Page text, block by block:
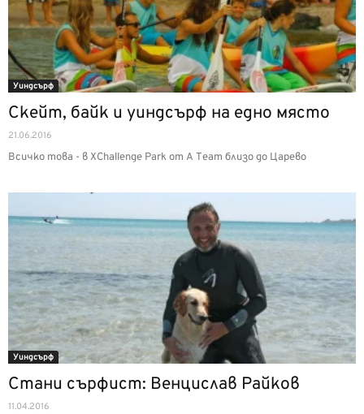
Уиндсърф
Скейт, байк и уиндсърф на едно място
21.06.2016
Всичко това - в XChallenge Park от A Team близо до Царево
Уиндсърф
Стани сърфист: Венцислав Райков
11.04.2016